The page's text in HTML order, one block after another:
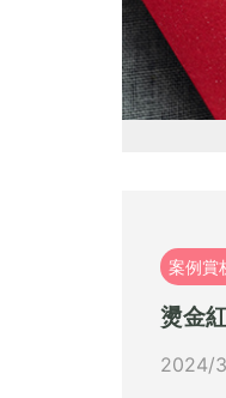
案例賞
燙金
2024/